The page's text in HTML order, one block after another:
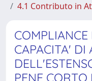
4.1 Contributo in
COMPLIANCE
CAPACITA' DI
PENE